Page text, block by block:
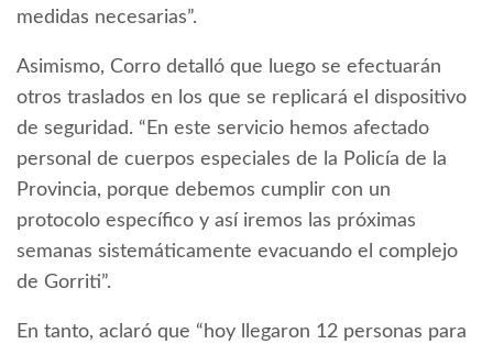
medidas necesarias”.
Asimismo, Corro detalló que luego se efectuarán
otros traslados en los que se replicará el dispositivo
de seguridad. “En este servicio hemos afectado
personal de cuerpos especiales de la Policía de la
Provincia, porque debemos cumplir con un
protocolo específico y así iremos las próximas
semanas sistemáticamente evacuando el complejo
de Gorriti”.
En tanto, aclaró que “hoy llegaron 12 personas para